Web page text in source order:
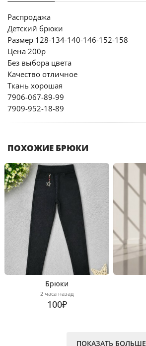
Распродажа
Детский брюки
Размер 128-134-140-146-152-158
Цена 200р
Без выбора цвета
Качество отличное
Ткань хорошая
7906-067-89-99
7909-952-18-89
ПОХОЖИЕ БРЮКИ
Брюки
2 часа назад
100₽
ПОКАЗАТЬ БОЛЬШЕ